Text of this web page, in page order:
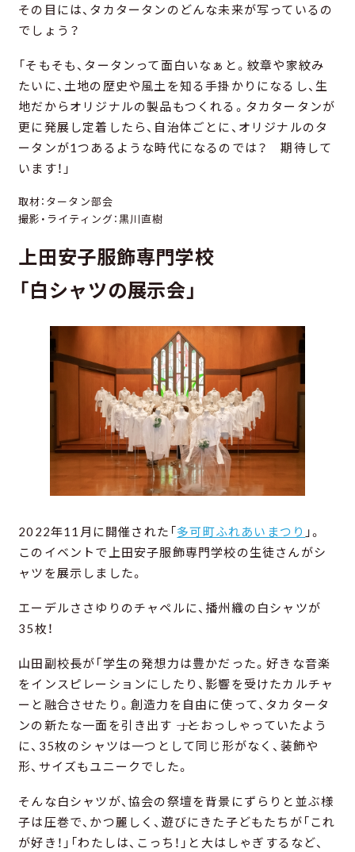
その目には、タカタータンのどんな未来が写っているの
でしょう？
「そもそも、タータンって面白いなぁと。紋章や家紋み
たいに、土地の歴史や風土を知る手掛かりになるし、生
地だからオリジナルの製品もつくれる。タカタータンが
更に発展し定着したら、自治体ごとに、オリジナルのタ
ータンが1つあるような時代になるのでは？ 期待して
います！」
取材：タータン部会
撮影・ライティング：黒川直樹
上田安子服飾専門学校
「白シャツの展示会」
2022年11月に開催された「 多可町ふれあいまつり 」。
このイベントで上田安子服飾専門学校の生徒さんがシ
ャツを展示しました。
エーデルささゆりのチャペルに、播州織の白シャツが
35枚！
山田副校長が「学生の発想力は豊かだった。好きな音楽
をインスピレーションにしたり、影響を受けたカルチャ
ーと融合させたり。創造力を自由に使って、タカタータ
ンの新たな一面を引き出す ―― 」とおっしゃっていたよう
に、35枚のシャツは一つとして同じ形がなく、装飾や
形、サイズもユニークでした。
そんな白シャツが、協会の祭壇を背景にずらりと並ぶ様
子は圧巻で、かつ麗しく、遊びにきた子どもたちが「これ
が好き！」「わたしは、こっち！」と大はしゃぎするなど、